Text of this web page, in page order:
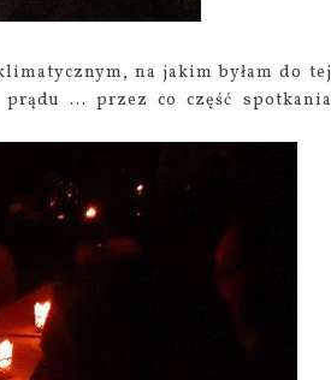
na jakim byłam do tej
... przez co część spotkania